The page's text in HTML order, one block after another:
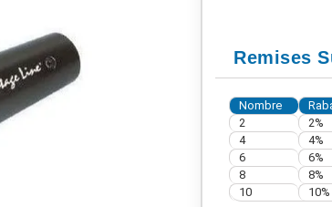
Remises
Nombre
2
2%
4
4%
6
6%
8
8%
10
10%